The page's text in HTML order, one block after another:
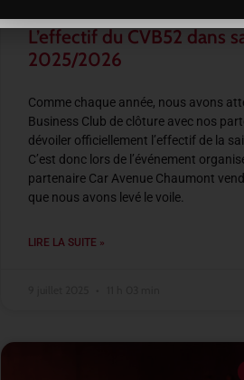
L’effectif du CVB52 dans
2025/2026
Comme chaque année, nous avons
Business Club de clôture avec nos
dévoiler officiellement l’effectif de la
C’est donc lors de l’événement
partenaire Car Avenue Chaumont
que nous avons levé le voile.
LIRE LA SUITE »